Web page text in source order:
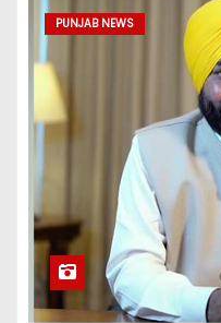
PUNJAB NEWS